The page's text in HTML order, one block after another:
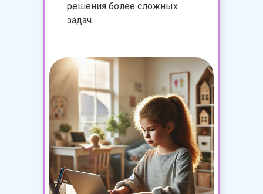
решения более сложных
задач.
Уровень 2. Основной для
3-4 класса